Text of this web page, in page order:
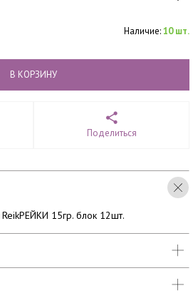
Наличие:10 шт.
В КОРЗИНУ
Поделиться
ReikРЕЙКИ 15гр. блок 12шт.